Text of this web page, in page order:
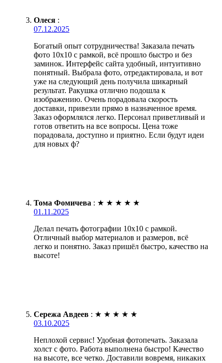
Олеся :
07.12.2025
Богатый опыт сотрудничества! Заказала печать
фото 10х10 с рамкой, всё прошло быстро и без
заминок. Интерфейс сайта удобный, интуитивно
понятный. Выбрала фото, отредактировала, и вот
уже на следующий день получила шикарный
результат. Ракушка отлично подошла к
изображению. Очень порадовала скорость
доставки, привезли прямо в назначенное время.
Заказ оформлялся легко. Персонал приветливый и
готов ответить на все вопросы. Цена тоже
порадовала, доступно и приятно. Если будут идеи
для новых ф?
Тома Фомичева : ★ ★ ★ ★ ★
01.11.2025
Делал печать фотографии 10х10 с рамкой.
Отличный выбор материалов и размеров, всё
легко и понятно. Заказ пришёл быстро, качество на
высоте!
Сережа Авдеев : ★ ★ ★ ★ ★
03.10.2025
Неплохой сервис! Удобная фотопечать. Заказала
холст с фото. Работа выполнена быстро! Качество
на высоте, все четко. Доставили вовремя, никаких